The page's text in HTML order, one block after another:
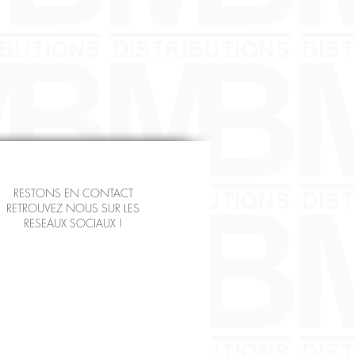
RESTONS EN CONTACT
RETROUVEZ NOUS SUR LES
RESEAUX SOCIAUX !